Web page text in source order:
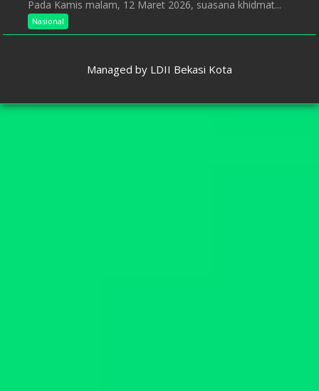
Pada Kamis malam, 12 Maret 2026, suasana khidmat...
Nasional
Managed by LDII Bekasi Kota